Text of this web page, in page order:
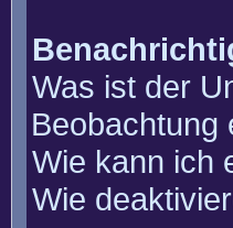
Was ist der
Beobachtung
Wie kann ich
Wie